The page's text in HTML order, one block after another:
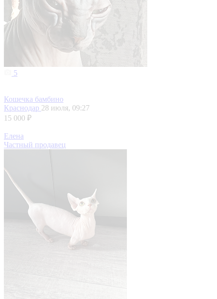
5
Кошечка бамбино
Краснодар 28 июля, 09:27
15 000 ₽
Елена
Частный продавец